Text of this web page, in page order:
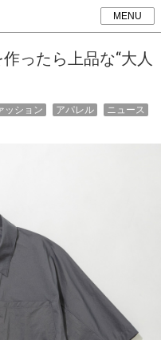
MENU
ったら上品な“大人
ニュース
アパレル
ッション